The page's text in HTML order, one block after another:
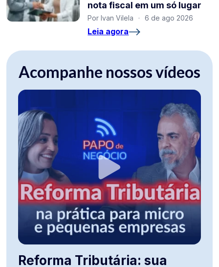
nota fiscal em um só lugar
Por Ivan Vilela · 6 de ago 2026
Leia agora
Acompanhe nossos vídeos
Reforma Tributária: sua